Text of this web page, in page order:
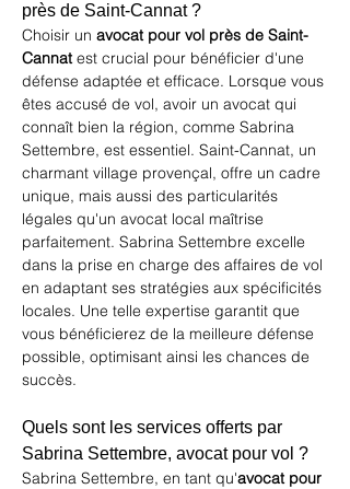
près de Saint-Cannat ?
Choisir un avocat pour vol près de Saint-
Cannat est crucial pour bénéficier d'une
défense adaptée et efficace. Lorsque vous
êtes accusé de vol, avoir un avocat qui
connaît bien la région, comme Sabrina
Settembre, est essentiel. Saint-Cannat, un
charmant village provençal, offre un cadre
unique, mais aussi des particularités
légales qu'un avocat local maîtrise
parfaitement. Sabrina Settembre excelle
dans la prise en charge des affaires de vol
en adaptant ses stratégies aux spécificités
locales. Une telle expertise garantit que
vous bénéficierez de la meilleure défense
possible, optimisant ainsi les chances de
succès.
Quels sont les services offerts par
Sabrina Settembre, avocat pour vol ?
Sabrina Settembre, en tant qu'avocat pour